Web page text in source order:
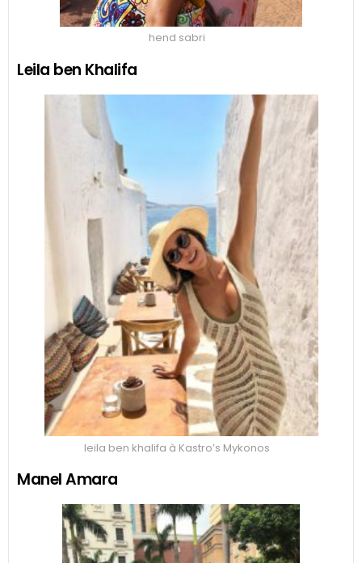
hend sabri
Leila ben Khalifa
leila ben khalifa à Kastro’s Mykonos
Manel Amara